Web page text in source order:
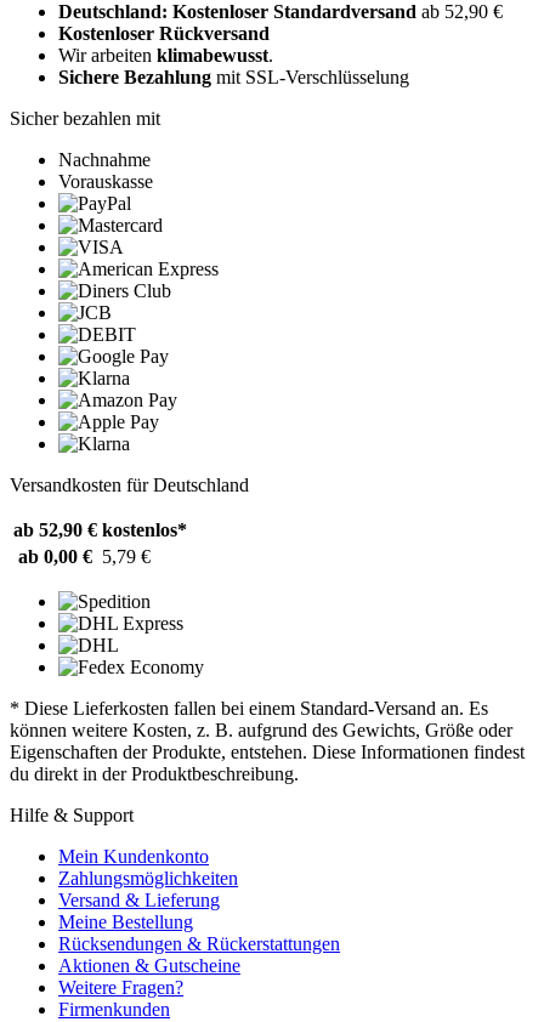
Deutschland: Kostenloser Standardversand ab 52,90 €
Kostenloser Rückversand
Wir arbeiten klimabewusst.
Sichere Bezahlung mit SSL-Verschlüsselung
Sicher bezahlen mit
Nachnahme
Vorauskasse
Versandkosten für Deutschland
ab 52,90 € kostenlos*
ab 0,00 € 5,79 €
* Diese Lieferkosten fallen bei einem Standard-Versand an. Es
können weitere Kosten, z. B. aufgrund des Gewichts, Größe oder
Eigenschaften der Produkte, entstehen. Diese Informationen findest
du direkt in der Produktbeschreibung.
Hilfe & Support
Mein Kundenkonto
Zahlungsmöglichkeiten
Versand & Lieferung
Meine Bestellung
Rücksendungen & Rückerstattungen
Aktionen & Gutscheine
Weitere Fragen?
Firmenkunden